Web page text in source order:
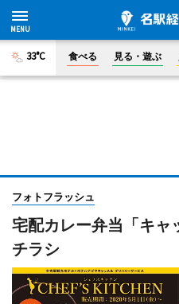
33°C 食べる 見る・遊ぶ
フォトフラッシュ
宅配カレー弁当「キャ
チラシ